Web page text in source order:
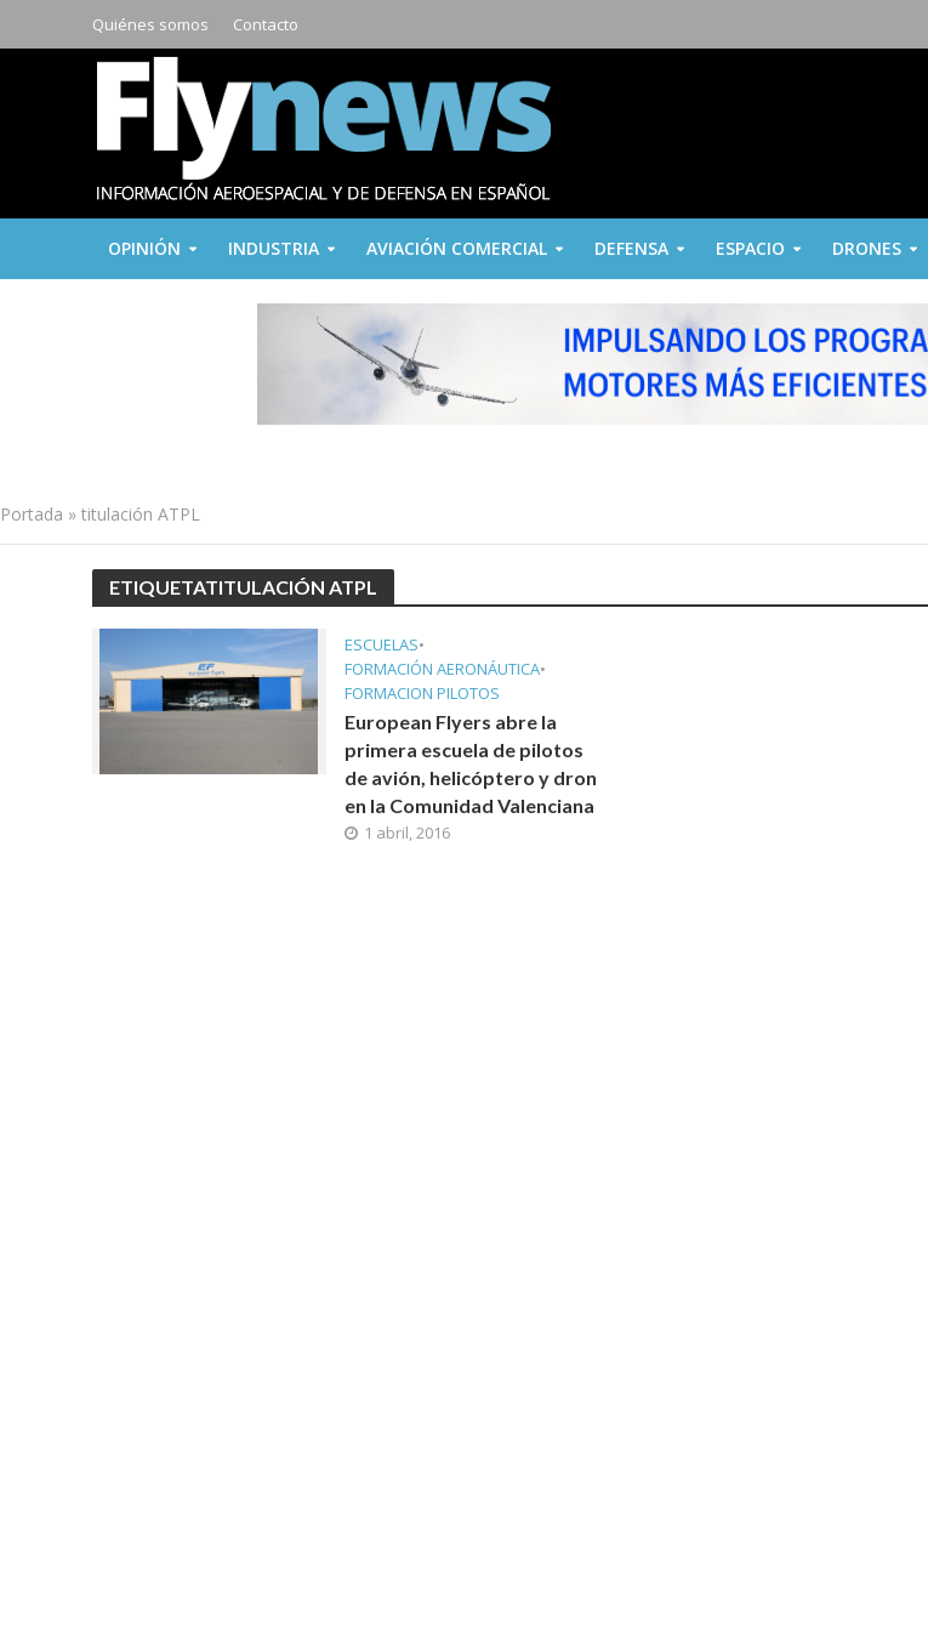
Quiénes somos Contacto
OPINIÓN INDUSTRIA AVIACIÓN COMERCIAL DEFENSA ESPACIO DRONES
Portada » titulación ATPL
ETIQUETATITULACIÓN ATPL
ESCUELAS•
FORMACIÓN AERONÁUTICA•
FORMACION PILOTOS
European Flyers abre la
primera escuela de pilotos
de avión, helicóptero y dron
en la Comunidad Valenciana
1 abril, 2016